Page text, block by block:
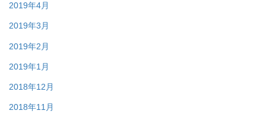
2019年4月
2019年3月
2019年2月
2019年1月
2018年12月
2018年11月